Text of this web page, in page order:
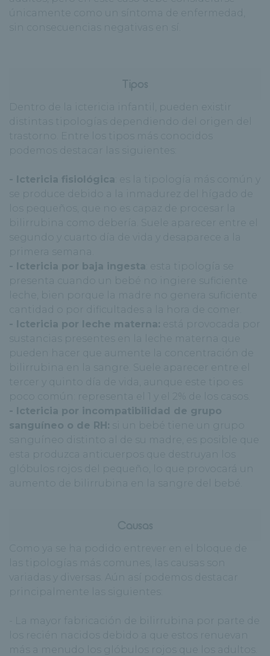
únicamente como un síntoma de enfermedad,
sin consecuencias negativas en sí.
Dentro de la ictericia infantil, pueden existir
distintas tipologías dependiendo del origen del
trastorno. Entre los tipos más conocidos
podemos destacar las siguientes:
- Ictericia fisiológica : es la tipología más común y
se produce debido a la inmadurez del hígado de
los pequeños, que no es capaz de procesar la
bilirrubina como debería. Suele aparecer entre el
segundo y cuarto día de vida y desaparece a la
primera semana.
- Ictericia por baja ingesta : esta tipología se
presenta cuando un bebé no ingiere suficiente
leche, bien porque la madre no genera suficiente
cantidad o por dificultades a la hora de comer.
- Ictericia por leche materna: está provocada por
sustancias presentes en la leche materna que
pueden hacer que aumente la concentración de
bilirrubina en la sangre. Suele aparecer entre el
tercer y quinto día de vida, aunque este tipo es
poco común: representa el 1 y el 2% de los casos.
- Ictericia por incompatibilidad de grupo
sanguíneo o de RH: si un bebé tiene un grupo
sanguíneo distinto al de su madre, es posible que
esta produzca anticuerpos que destruyan los
glóbulos rojos del pequeño, lo que provocará un
aumento de bilirrubina en la sangre del bebé.
Como ya se ha podido entrever en el bloque de
las tipologías más comunes, las causas son
variadas y diversas. Aún así podemos destacar
principalmente las siguientes:
- La mayor fabricación de bilirrubina por parte de
los recién nacidos debido a que estos renuevan
más a menudo los glóbulos rojos que los adultos.